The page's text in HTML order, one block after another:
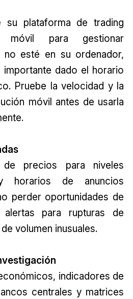
su plataforma de trading
móvil para gestionar
no esté en su ordenador,
importante dado el horario
Pruebe la velocidad y la
móvil antes de usarla
de precios para niveles
horarios de anuncios
perder oportunidades de
alertas para rupturas de
volumen inusuales.
indicadores de
centrales y matrices